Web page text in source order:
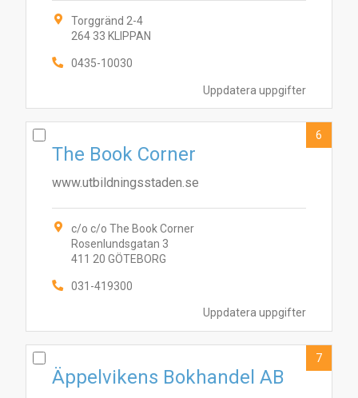
Uppdatera uppgifter
Torggränd 2-4
264 33 KLIPPAN
0435-10030
Uppdatera uppgifter
The Book Corner
www.utbildningsstaden.se
c/o c/o The Book Corner
Rosenlundsgatan 3
411 20 GÖTEBORG
031-419300
6
Äppelvikens Bokhandel AB
7